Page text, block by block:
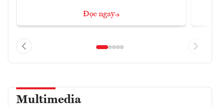
Đọc ngay
Multimedia